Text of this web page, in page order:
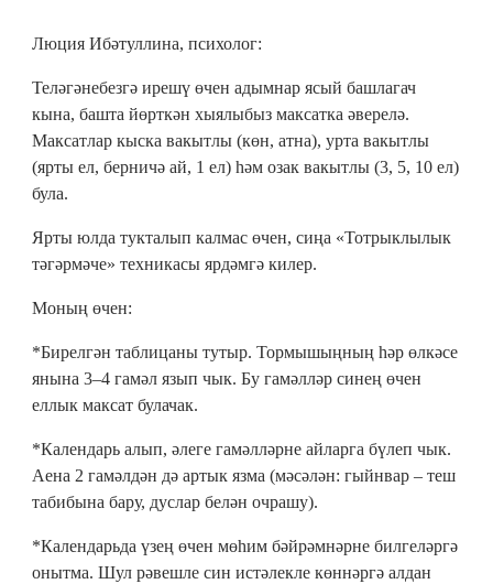
Люция Ибәтуллина, психолог:
Теләгәнебезгә ирешү өчен адымнар ясый башлагач
кына, башта йөрткән хыялыбыз максатка әверелә.
Максатлар кыска вакытлы (көн, атна), урта вакытлы
(ярты ел, берничә ай, 1 ел) һәм озак вакытлы (3, 5, 10 ел)
була.
Ярты юлда тукталып калмас өчен, сиңа «Тотрыклылык
тәгәрмәче» техникасы ярдәмгә килер.
Моның өчен:
*Бирелгән таблицаны тутыр. Тормышыңның һәр өлкәсе
янына 3–4 гамәл язып чык. Бу гамәлләр синең өчен
еллык максат булачак.
*Календарь алып, әлеге гамәлләрне айларга бүлеп чык.
Аена 2 гамәлдән дә артык язма (мәсәлән: гыйнвар – теш
табибына бару, дуслар белән очрашу).
*Календарьда үзең өчен мөһим бәйрәмнәрне билгеләргә
онытма. Шул рәвешле син истәлекле көннәргә алдан